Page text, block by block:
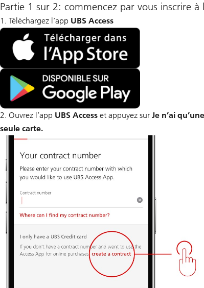
Partie 1 sur 2: commencez par vous inscrire à
1. Téléchargez l’app UBS Access
2. Ouvrez l’app UBS Access et appuyez sur Je n’ai qu’une
seule carte.